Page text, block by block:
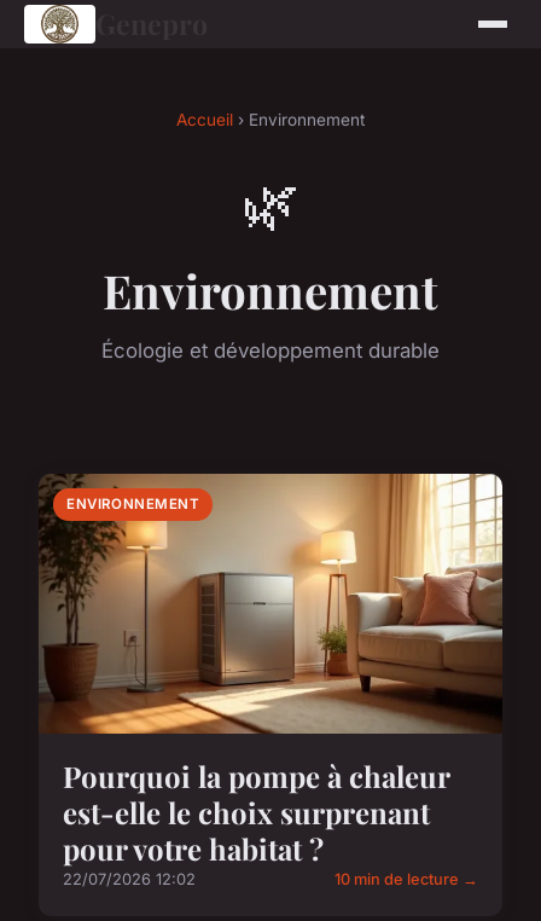
Accueil › Environnement
🌿
Environnement
Écologie et développement durable
ENVIRONNEMENT
Pourquoi la pompe à chaleur
est-elle le choix surprenant
pour votre habitat ?
22/07/2026 12:02 10 min de lecture →